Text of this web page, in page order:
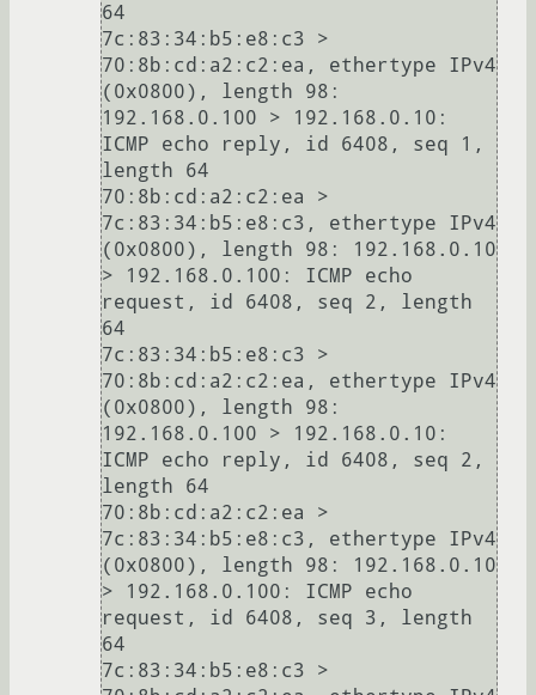
64
7c:83:34:b5:e8:c3 >
70:8b:cd:a2:c2:ea, ethertype IPv4
(0x0800), length 98:
192.168.0.100 > 192.168.0.10:
ICMP echo reply, id 6408, seq 1,
length 64
70:8b:cd:a2:c2:ea >
7c:83:34:b5:e8:c3, ethertype IPv4
(0x0800), length 98: 192.168.0.10
> 192.168.0.100: ICMP echo
request, id 6408, seq 2, length
64
7c:83:34:b5:e8:c3 >
70:8b:cd:a2:c2:ea, ethertype IPv4
(0x0800), length 98:
192.168.0.100 > 192.168.0.10:
ICMP echo reply, id 6408, seq 2,
length 64
70:8b:cd:a2:c2:ea >
7c:83:34:b5:e8:c3, ethertype IPv4
(0x0800), length 98: 192.168.0.10
> 192.168.0.100: ICMP echo
request, id 6408, seq 3, length
64
7c:83:34:b5:e8:c3 >